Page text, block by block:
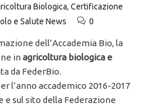
Biologica, Certificazione
e Salute News 0
dell’Accademia Bio, la
inagricoltura biologica e
da FederBio.
l’anno accademico 2016-2017
sul sito della Federazione